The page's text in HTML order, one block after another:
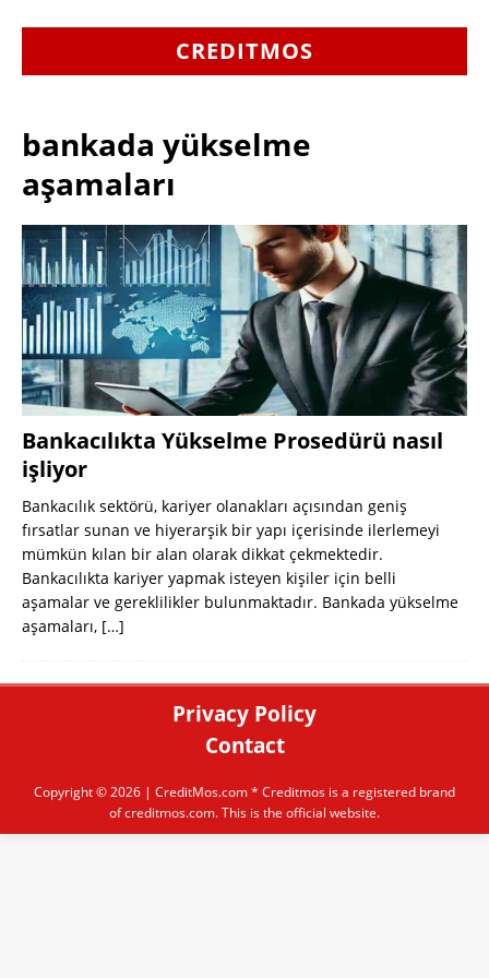
CREDITMOS
bankada yükselme
aşamaları
Bankacılıkta Yükselme Prosedürü nasıl
işliyor
Bankacılık sektörü, kariyer olanakları açısından geniş
fırsatlar sunan ve hiyerarşik bir yapı içerisinde ilerlemeyi
mümkün kılan bir alan olarak dikkat çekmektedir.
Bankacılıkta kariyer yapmak isteyen kişiler için belli
aşamalar ve gereklilikler bulunmaktadır. Bankada yükselme
aşamaları, […]
Privacy Policy
Contact
Copyright © 2026 | CreditMos.com* Creditmos is a registered brand
of creditmos.com. This is the official website.